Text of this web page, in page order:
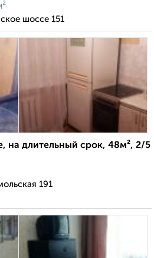
шоссе 151
на длительный срок, 48м², 2/5
191